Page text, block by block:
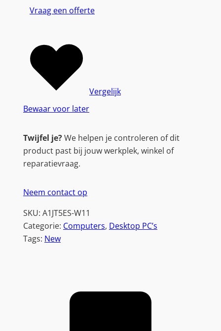
Vraag een offerte
Bewaar voor later
Vergelijk
Twijfel je?We helpen je controleren of dit
product past bij jouw werkplek, winkel of
reparatievraag.
Neem contact op
SKU: A1JT5ES-W11
Categorie: Computers, Desktop PC’s
Tags: New